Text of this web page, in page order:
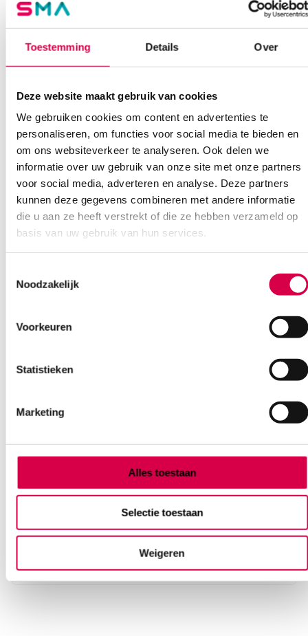
Toestemming Details Over
Deze website maakt gebruik van cookies
We gebruiken cookies om content en advertenties te
personaliseren, om functies voor social media te bieden en
om ons websiteverkeer te analyseren. Ook delen we
informatie over uw gebruik van onze site met onze partners
voor social media, adverteren en analyse. Deze partners
kunnen deze gegevens combineren met andere informatie
die u aan ze heeft verstrekt of die ze hebben verzameld op
basis van uw gebruik van hun services.
Noodzakelijk
Voorkeuren
Statistieken
Marketing
Alles toestaan
Selectie toestaan
Weigeren
Onze klantenservice is bereikbaar van maandag t/m vrijdag van
Ook interessant
Norm-Ject injectiespuiten, 10ml, 2 delig, Luer
B BRAUN
Luer excentrisch, 100 stuks, steriel
3 tot 5 werkdagen